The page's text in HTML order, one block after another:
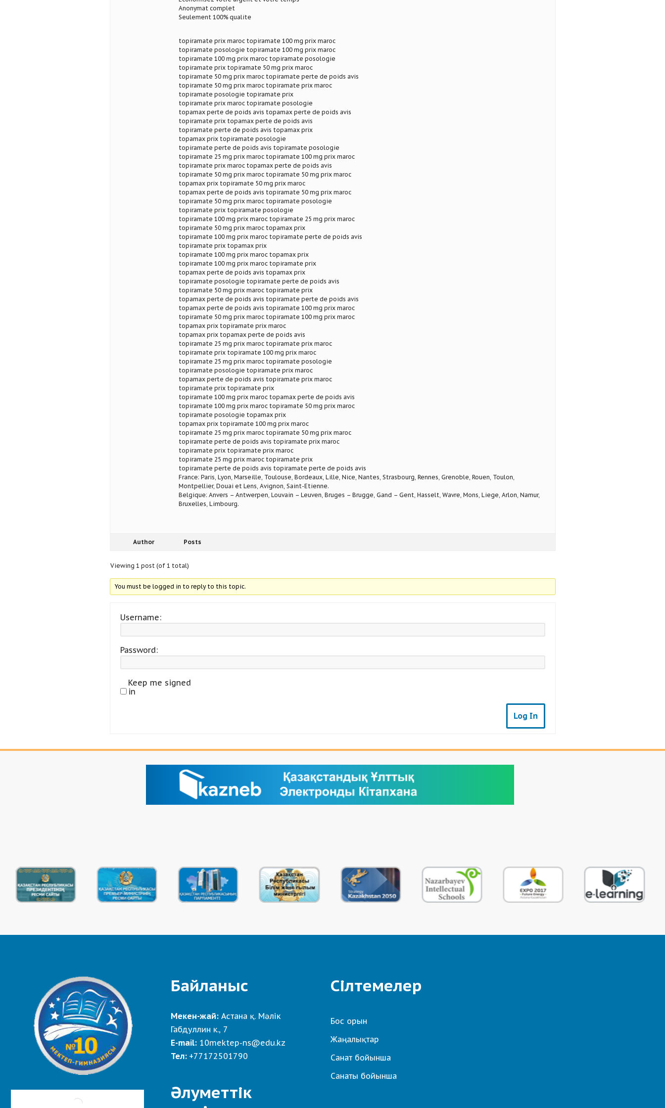
Anonymat complet
Seulement 100% qualite
topiramate prix maroc topiramate 100 mg prix maroc
topiramate posologie topiramate 100 mg prix maroc
topiramate 100 mg prix maroc topiramate posologie
topiramate prix topiramate 50 mg prix maroc
topiramate 50 mg prix maroc topiramate perte de poids avis
topiramate 50 mg prix maroc topiramate prix maroc
topiramate posologie topiramate prix
topiramate prix maroc topiramate posologie
topamax perte de poids avis topamax perte de poids avis
topiramate prix topamax perte de poids avis
topiramate perte de poids avis topamax prix
topamax prix topiramate posologie
topiramate perte de poids avis topiramate posologie
topiramate 25 mg prix maroc topiramate 100 mg prix maroc
topiramate prix maroc topamax perte de poids avis
topiramate 50 mg prix maroc topiramate 50 mg prix maroc
topamax prix topiramate 50 mg prix maroc
topamax perte de poids avis topiramate 50 mg prix maroc
topiramate 50 mg prix maroc topiramate posologie
topiramate prix topiramate posologie
topiramate 100 mg prix maroc topiramate 25 mg prix maroc
topiramate 50 mg prix maroc topamax prix
topiramate 100 mg prix maroc topiramate perte de poids avis
topiramate prix topamax prix
topiramate 100 mg prix maroc topamax prix
topiramate 100 mg prix maroc topiramate prix
topamax perte de poids avis topamax prix
topiramate posologie topiramate perte de poids avis
topiramate 50 mg prix maroc topiramate prix
topamax perte de poids avis topiramate perte de poids avis
topamax perte de poids avis topiramate 100 mg prix maroc
topiramate 50 mg prix maroc topiramate 100 mg prix maroc
topamax prix topiramate prix maroc
topamax prix topamax perte de poids avis
topiramate 25 mg prix maroc topiramate prix maroc
topiramate prix topiramate 100 mg prix maroc
topiramate 25 mg prix maroc topiramate posologie
topiramate posologie topiramate prix maroc
topamax perte de poids avis topiramate prix maroc
topiramate prix topiramate prix
topiramate 100 mg prix maroc topamax perte de poids avis
topiramate 100 mg prix maroc topiramate 50 mg prix maroc
topiramate posologie topamax prix
topamax prix topiramate 100 mg prix maroc
topiramate 25 mg prix maroc topiramate 50 mg prix maroc
topiramate perte de poids avis topiramate prix maroc
topiramate prix topiramate prix maroc
topiramate 25 mg prix maroc topiramate prix
topiramate perte de poids avis topiramate perte de poids avis
France: Paris, Lyon, Marseille, Toulouse, Bordeaux, Lille, Nice, Nantes, Strasbourg, Rennes, Grenoble, Rouen, Toulon,
Montpellier, Douai et Lens, Avignon, Saint-Etienne.
Belgique: Anvers – Antwerpen, Louvain – Leuven, Bruges – Brugge, Gand – Gent, Hasselt, Wavre, Mons, Liege, Arlon, Namur,
Bruxelles, Limbourg.
Author Posts
Viewing 1 post (of 1 total)
You must be logged in to reply to this topic.
Username:
Password:
Keep me signed
in
Log In
Байланыс
Мекен-жай: Астана қ. Мәлік
Габдуллин к., 7
E-mail: 10mektep-ns@edu.kz
Тел: +77172501790
Әлуметтік
Сілтемелер
Бос орын
Жаңалықтар
Санат бойынша
Санаты бойынша